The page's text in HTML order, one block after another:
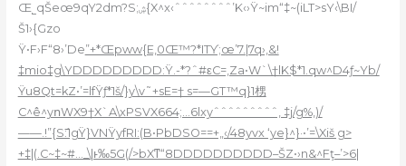
Œ˾qŠeœ9qY2dm?S;ۺ{X^x‹ˆˆˆˆˆˆˆˆ’K‹›Ÿ~im“‡~(iLT>sY‹\BI/
Š1›{Gzo
Ÿ•F›F“8›’De”+*Œpww{E,0Œ™?*ITƳ;œ’7.|7q›,&!
‡mio‡g\YDDDDDDDDD:Ÿ.-*?ˆ#εC=,Za•W`\†lK$*1.qw^D4ƒ~Yb/
Ÿu8Qt=kZ•’=lfŸƒ*1š/}y\v˜+sE=† s=—GT™q}1㭷
C^ê^yոWX9†X`A\xPSVX664;…6lxyˆˆˆˆˆˆˆˆˆ, ‡j/g%,)/
——.!”{S߯:1gŸ}VNŸyfRI:(B•PbDSO==+„‹/48yvx ‘ye}^}·•’=\Xiš g>
+‡|(.C~‡~#…_\|ͱ‰5G(/>bXͳ“8DDDDDDDDDD–ŠZ•›n&^Fţ–’>6|